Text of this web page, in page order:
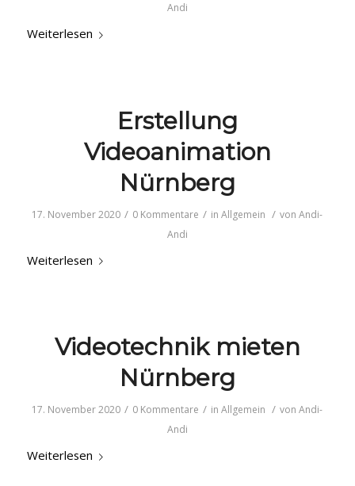
Andi
Weiterlesen
Erstellung
Videoanimation
Nürnberg
17. November 2020 / 0 Kommentare / inAllgemein / vonAndi-
Andi
Weiterlesen
Videotechnik mieten
Nürnberg
17. November 2020 / 0 Kommentare / inAllgemein / vonAndi-
Andi
Weiterlesen